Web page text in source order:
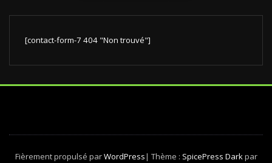
[contact-form-7 404 "Non trouvé"]
Fièrement propulsé parWordPress| Thème : SpicePress Darkpar